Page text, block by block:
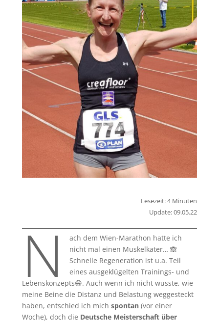
Lesezeit: 4 Minuten
Update: 09.05.22
N
ach dem Wien-Marathon hatte ich
nicht mal einen Muskelkater… 🙈
Schnelle Regeneration ist u.a. Teil
eines ausgeklügelten Trainings- und
Lebenskonzepts😄. Auch wenn ich nicht wusste, wie
meine Beine die Distanz und Belastung weggesteckt
haben, entschied ich mich spontan(vor einer
Woche), doch die Deutsche Meisterschaft über